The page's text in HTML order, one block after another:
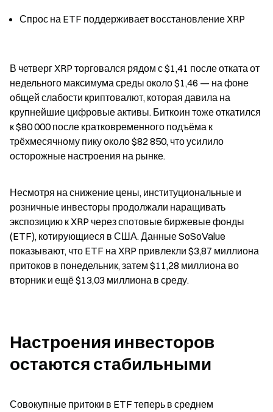
Спрос на ETF поддерживает восстановление XRP
В четверг XRP торговался рядом с $1,41 после отката от
недельного максимума среды около $1,46 — на фоне
общей слабости криптовалют, которая давила на
крупнейшие цифровые активы. Биткоин тоже откатился
к $80 000 после кратковременного подъёма к
трёхмесячному пику около $82 850, что усилило
осторожные настроения на рынке.
Несмотря на снижение цены, институциональные и
розничные инвесторы продолжали наращивать
экспозицию к XRP через спотовые биржевые фонды
(ETF), котирующиеся в США. Данные SoSoValue
показывают, что ETF на XRP привлекли $3,87 миллиона
притоков в понедельник, затем $11,28 миллиона во
вторник и ещё $13,03 миллиона в среду.
Настроения инвесторов
остаются стабильными
Совокупные притоки в ETF теперь в среднем